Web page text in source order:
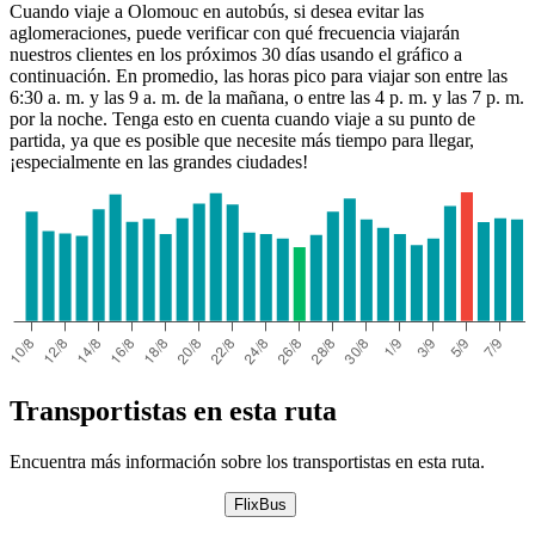
Cuando viaje a Olomouc en autobús, si desea evitar las
aglomeraciones, puede verificar con qué frecuencia viajarán
nuestros clientes en los próximos 30 días usando el gráfico a
continuación. En promedio, las horas pico para viajar son entre las
6:30 a. m. y las 9 a. m. de la mañana, o entre las 4 p. m. y las 7 p. m.
por la noche. Tenga esto en cuenta cuando viaje a su punto de
partida, ya que es posible que necesite más tiempo para llegar,
¡especialmente en las grandes ciudades!
Transportistas en esta ruta
Encuentra más información sobre los transportistas en esta ruta.
FlixBus